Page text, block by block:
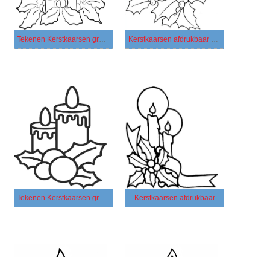
Tekenen Kerstkaarsen gratis basis Kerstkaarsen afdrukbaar eenvoudig
Tekenen Kerstkaarsen gratis afdrukbaar Kerstkaarsen afdrukbaar